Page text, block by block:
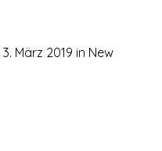
3. März 2019 in New